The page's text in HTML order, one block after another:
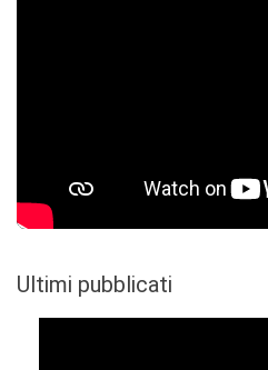
Ultimi pubblicati